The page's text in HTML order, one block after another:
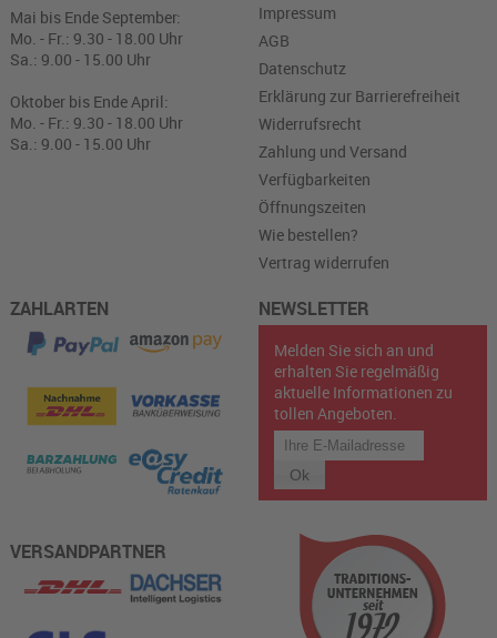
Mai bis Ende September:
Mo. - Fr.: 9.30 - 18.00 Uhr
Sa.: 9.00 - 15.00 Uhr
Oktober bis Ende April:
Mo. - Fr.: 9.30 - 18.00 Uhr
Sa.: 9.00 - 15.00 Uhr
Impressum
AGB
Datenschutz
Erklärung zur Barrierefreiheit
Widerrufsrecht
Zahlung und Versand
Verfügbarkeiten
Öffnungszeiten
Wie bestellen?
Vertrag widerrufen
ZAHLARTEN
VERSANDPARTNER
NEWSLETTER
Melden Sie sich an und
erhalten Sie regelmäßig
aktuelle Informationen zu
tollen Angeboten.